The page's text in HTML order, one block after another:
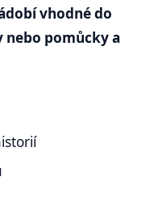
vhodné do
pomůcky a